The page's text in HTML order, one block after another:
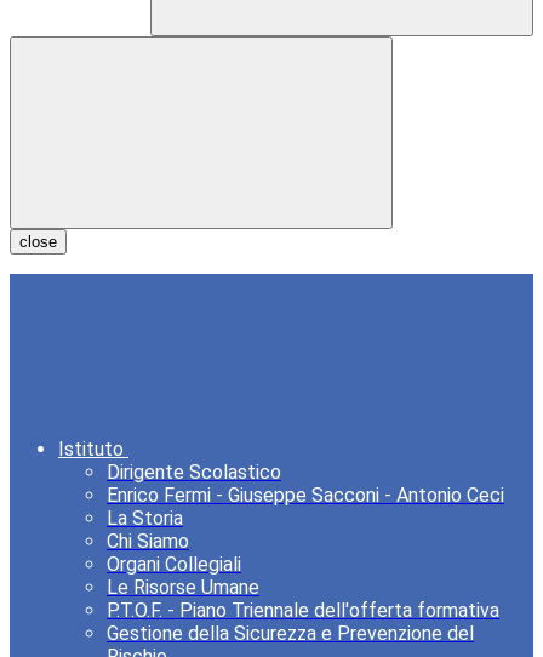
close
Istituto
Dirigente Scolastico
Enrico Fermi - Giuseppe Sacconi - Antonio Ceci
La Storia
Chi Siamo
Organi Collegiali
Le Risorse Umane
P.T.O.F. - Piano Triennale dell'offerta formativa
Gestione della Sicurezza e Prevenzione del